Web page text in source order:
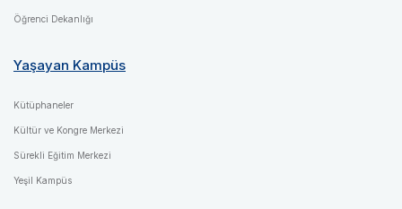
Öğrenci Dekanlığı
Yaşayan Kampüs
Kütüphaneler
Kültür ve Kongre Merkezi
Sürekli Eğitim Merkezi
Yeşil Kampüs